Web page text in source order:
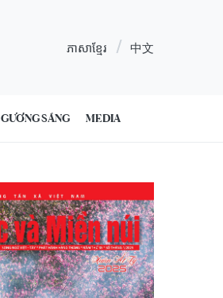
ភាសាខ្មែរ 中文
GƯƠNG SÁNG MEDIA